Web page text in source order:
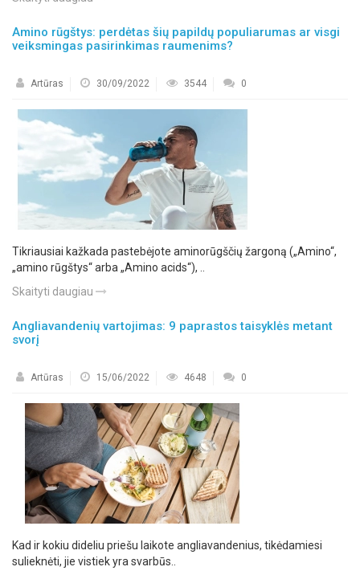
Amino rūgštys: perdėtas šių papildų populiarumas ar visgi
veiksmingas pasirinkimas raumenims?
Artūras 30/09/2022 3544 0
Tikriausiai kažkada pastebėjote aminorūgščių žargoną („Amino“,
„amino rūgštys“ arba „Amino acids“), ..
Skaityti daugiau
Angliavandenių vartojimas: 9 paprastos taisyklės metant
svorį
Artūras 15/06/2022 4648 0
Kad ir kokiu dideliu priešu laikote angliavandenius, tikėdamiesi
sulieknėti, jie vistiek yra svarbūs..